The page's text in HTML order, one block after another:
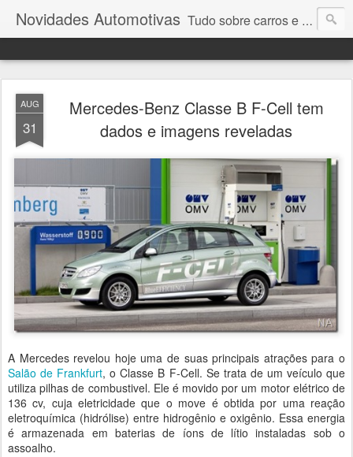
Novidades Automotivas Tudo sobre carros e motores
AUG
31
Mercedes-Benz Classe B F-Cell tem
dados e imagens reveladas
A Mercedes revelou hoje uma de suas principais atrações para o
Salão de Frankfurt, o Classe B F-Cell. Se trata de um veículo que
utiliza pilhas de combustivel. Ele é movido por um motor elétrico de
136 cv, cuja eletricidade que o move é obtida por uma reação
eletroquímica (hidrólise) entre hidrogênio e oxigênio. Essa energia
é armazenada em baterias de íons de lítio instaladas sob o
assoalho.